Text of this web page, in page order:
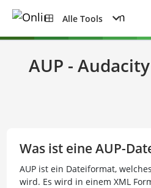
Alle Tools
AUP -
Was ist eine AUP-
AUP ist ein Dateiformat,
wird. Es wird in einem XML